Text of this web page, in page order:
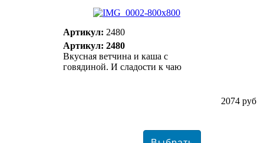
Артикул: 2480
Артикул: 2480
Вкусная ветчина и каша с
говядиной. И сладости к чаю
2074 руб